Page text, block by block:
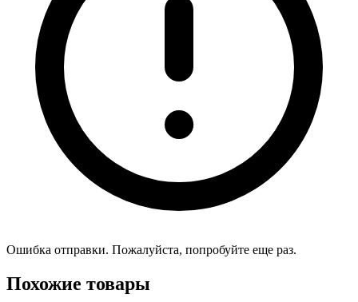
Ошибка отправки. Пожалуйста, попробуйте еще раз.
Похожие товары